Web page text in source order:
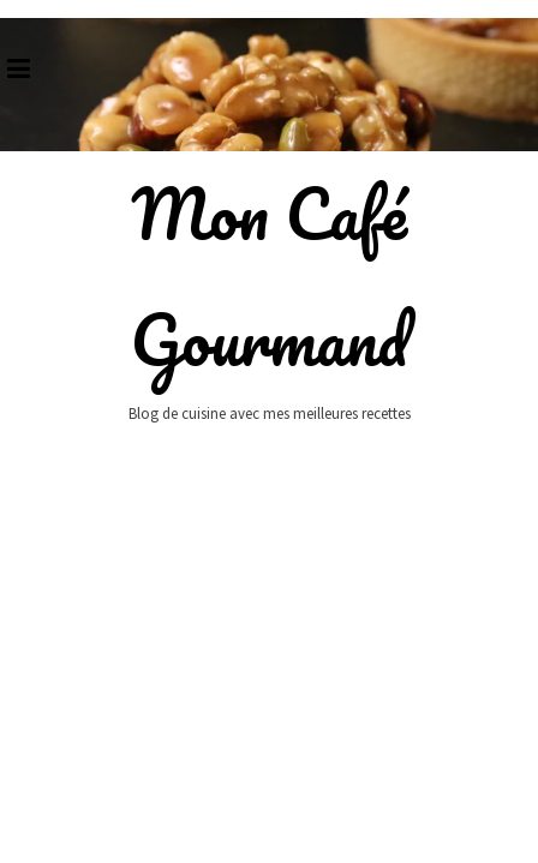
content
Mon Café
Gourmand
Blog de cuisine avec mes meilleures recettes